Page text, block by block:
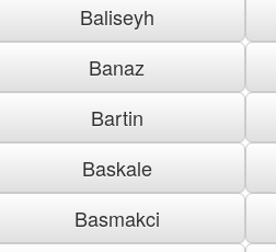
Baliseyh
Banaz
Bartin
Baskale
Basmakci